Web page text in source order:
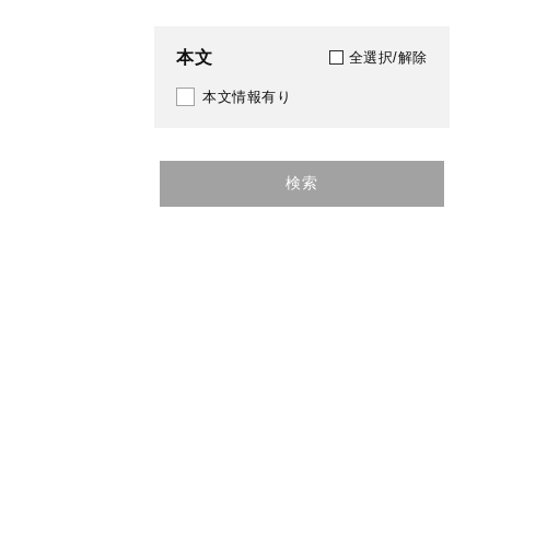
1989
1990
507
518
本文 全選択/解除
本文情報有り
検索